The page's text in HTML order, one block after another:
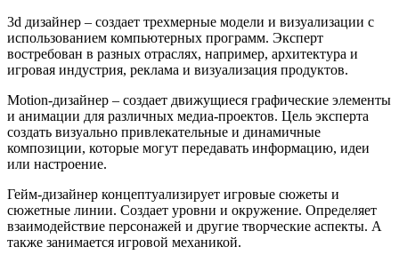
3d дизайнер – создает трехмерные модели и визуализации с
использованием компьютерных программ. Эксперт
востребован в разных отраслях, например, архитектура и
игровая индустрия, реклама и визуализация продуктов.
Motion-дизайнер – создает движущиеся графические элементы
и анимации для различных медиа-проектов. Цель эксперта
создать визуально привлекательные и динамичные
композиции, которые могут передавать информацию, идеи
или настроение.
Гейм-дизайнер концептуализирует игровые сюжеты и
сюжетные линии. Создает уровни и окружение. Определяет
взаимодействие персонажей и другие творческие аспекты. А
также занимается игровой механикой.